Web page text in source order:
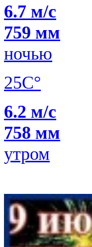
6.7 м/с
759 мм
ночью
25C°
6.2 м/с
758 мм
утром